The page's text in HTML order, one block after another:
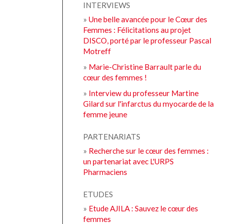
INTERVIEWS
»Une belle avancée pour le Cœur des
Femmes : Félicitations au projet
DISCO, porté par le professeur Pascal
Motreff
» Marie-Christine Barrault parle du
cœur des femmes !
» Interview du professeur Martine
Gilard sur l'infarctus du myocarde de la
femme jeune
PARTENARIATS
» Recherche sur le cœur des femmes :
un partenariat avec L'URPS
Pharmaciens
ETUDES
» Etude AJILA : Sauvez le cœur des
femmes